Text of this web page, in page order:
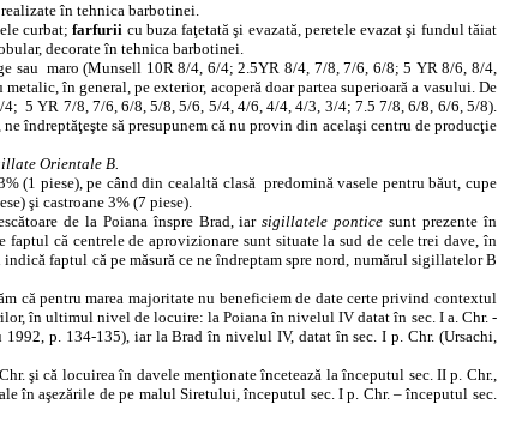
în tehnica barbotinei.
curbat;farfurii cu buza faţetată şi evazată, peretele evazat şi fundul tăiat
decorate în tehnica barbotinei.
sau maro (Munsell 10R 8/4, 6/4; 2.5YR 8/4, 7/8, 7/6, 6/8; 5 YR 8/6, 8/4,
în general, pe exterior, acoperă doar partea superioară a vasului. De
4; 5 YR 7/8, 7/6, 6/8, 5/8, 5/6, 5/4, 4/6, 4/4, 4/3, 3/4; 7.5 7/8, 6/8, 6/6, 5/8).
îndreptăţeşte să presupunem că nu provin din acelaşi centru de producţie
Orientale B.
(1 piese), pe când din cealaltă clasă predomină vasele pentru băut, cupe
şi castroane 3% (7 piese).
de la Poiana înspre Brad, iarsigillatele pontice sunt prezente în
că centrele de aprovizionare sunt situate la sud de cele trei dave, în
faptul că pe măsură ce ne îndreptam spre nord, numărul sigillatelor B
că pentru marea majoritate nu beneficiem de date certe privind contextul
în ultimul nivel de locuire: la Poiana în nivelul IV datat în sec. I a. Chr. -
p. 134-135), iar la Brad în nivelul IV, datat în sec. I p. Chr. (Ursachi,
şi că locuirea în davele menţionate încetează la începutul sec. II p. Chr.,
în aşezările de pe malul Siretului, începutul sec. I p. Chr. – începutul sec.